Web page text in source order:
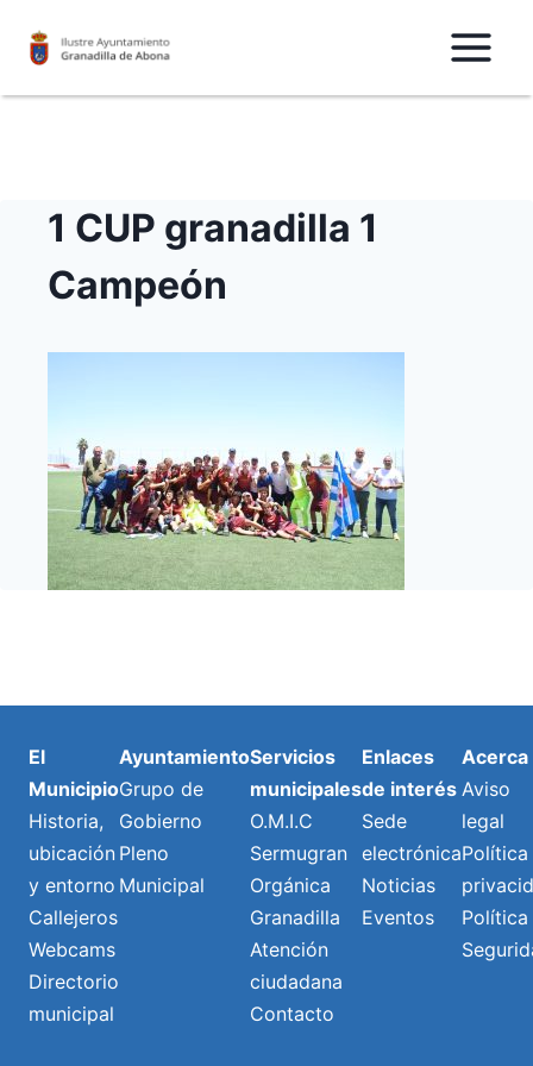
1 CUP granadilla 1
Campeón
El
Municipio
Historia,
ubicación
y entorno
Callejeros
Webcams
Directorio
municipal
Ayuntamiento
Grupo de
Gobierno
Pleno
Municipal
Servicios
municipales
O.M.I.C
Sermugran
Orgánica
Granadilla
Atención
ciudadana
Contacto
Enlaces
de interés
Sede
electrónica
Noticias
Eventos
Acerca
Aviso
legal
Política
Política